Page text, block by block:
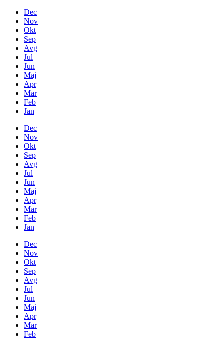
Dec
Nov
Okt
Sep
Avg
Jul
Jun
Maj
Apr
Mar
Feb
Jan
Dec
Nov
Okt
Sep
Avg
Jul
Jun
Maj
Apr
Mar
Feb
Jan
Dec
Nov
Okt
Sep
Avg
Jul
Jun
Maj
Apr
Mar
Feb